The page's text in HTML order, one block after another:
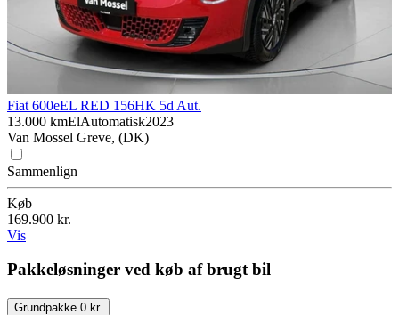
Fiat 600eEL RED 156HK 5d Aut.
13.000 kmElAutomatisk2023
Van Mossel Greve, (DK)
Sammenlign
Køb
169.900 kr.
Vis
Pakkeløsninger ved køb af brugt bil
Grundpakke 0 kr.